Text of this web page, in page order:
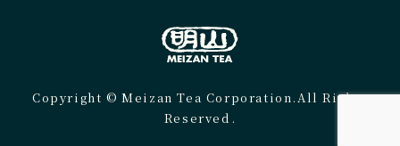
Copyright © Meizan Tea Corporation.All Rights
Reserved.